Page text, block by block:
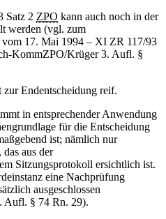
Satz 2 ZPO kann auch noch in der
werden (vgl. zum
17. Mai 1994 – XI ZR 117/93
KommZPO/Krüger 3. Aufl. §
Endentscheidung reif.
in entsprechender Anwendung
für die Entscheidung
ist; nämlich nur
aus der
Sitzungsprotokoll ersichtlich ist.
eine Nachprüfung
ausgeschlossen
Aufl. § 74 Rn. 29).